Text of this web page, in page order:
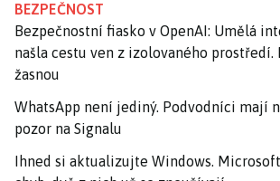
BEZPEČNOST
Bezpečnostní fiasko v OpenAI: Umělá
našla cestu ven z izolovaného
žasnou
WhatsApp není jediný. Podvodníci mají
pozor na Signalu
Ihned si aktualizujte Windows.